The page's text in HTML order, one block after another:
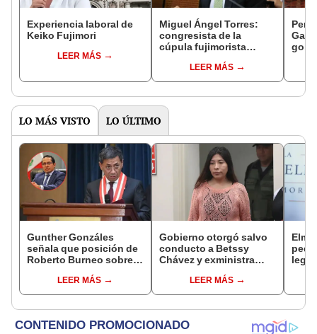
Experiencia laboral de
Keiko Fujimori
LEER MÁS
Miguel Ángel Torres:
congresista de la
cúpula fujimorista
del SenadoLEER MÁS
LO MÁS VISTO LO ÚLTIMO
Gunther Gonzáles
señala que posición de
Roberto Burneo sobre
Aliaga no representan al
JNE
LEER MÁS
Gobierno otorgó salvo
conducto a Betssy
Chávez y exministra
madrugadaLEER MÁS